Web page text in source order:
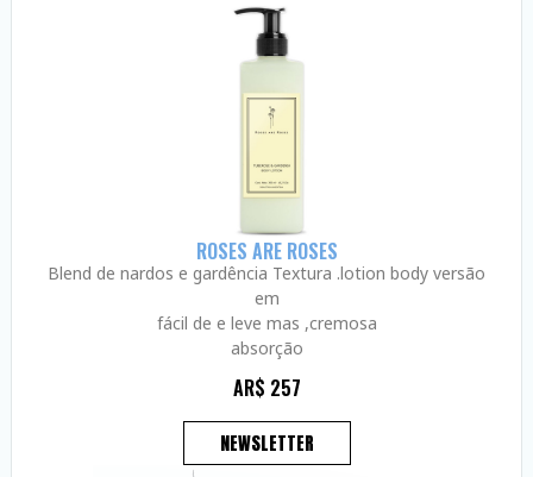
ROSES ARE ROSES
Blend de nardos e gardência Textura .lotion body versão
em
fácil de e leve mas ,cremosa
absorção
AR$ 257
NEWSLETTER